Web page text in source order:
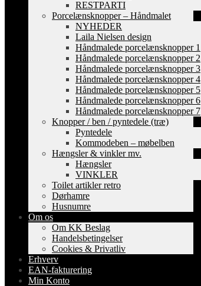
RESTPARTI
Porcelænsknopper – Håndmalet
NYHEDER
Laila Nielsen design
Håndmalede porcelænsknopper 1
Håndmalede porcelænsknopper 2
Håndmalede porcelænsknopper 3
Håndmalede porcelænsknopper 4
Håndmalede porcelænsknopper 5
Håndmalede porcelænsknopper 6
Håndmalede porcelænsknopper 7
Knopper / ben / pyntedele (træ)
Pyntedele
Kommodeben – møbelben
Hængsler & vinkler mv.
Hængsler
VINKLER
Toilet artikler retro
Dørhamre
Husnumre
Om os
Om KK Beslag
Handelsbetingelser
Cookies & Privatliv
Erhverv
EAN-fakturering
Min Konto